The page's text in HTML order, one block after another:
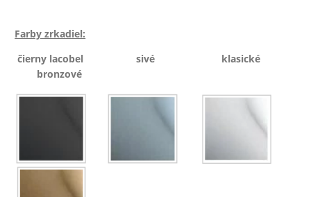
Farby zrkadiel:
čierny lacobel sivé klasické
bronzové